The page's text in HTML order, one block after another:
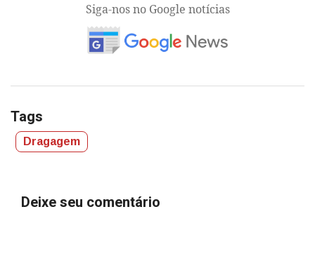
Siga-nos no Google notícias
Tags
Dragagem
Deixe seu comentário